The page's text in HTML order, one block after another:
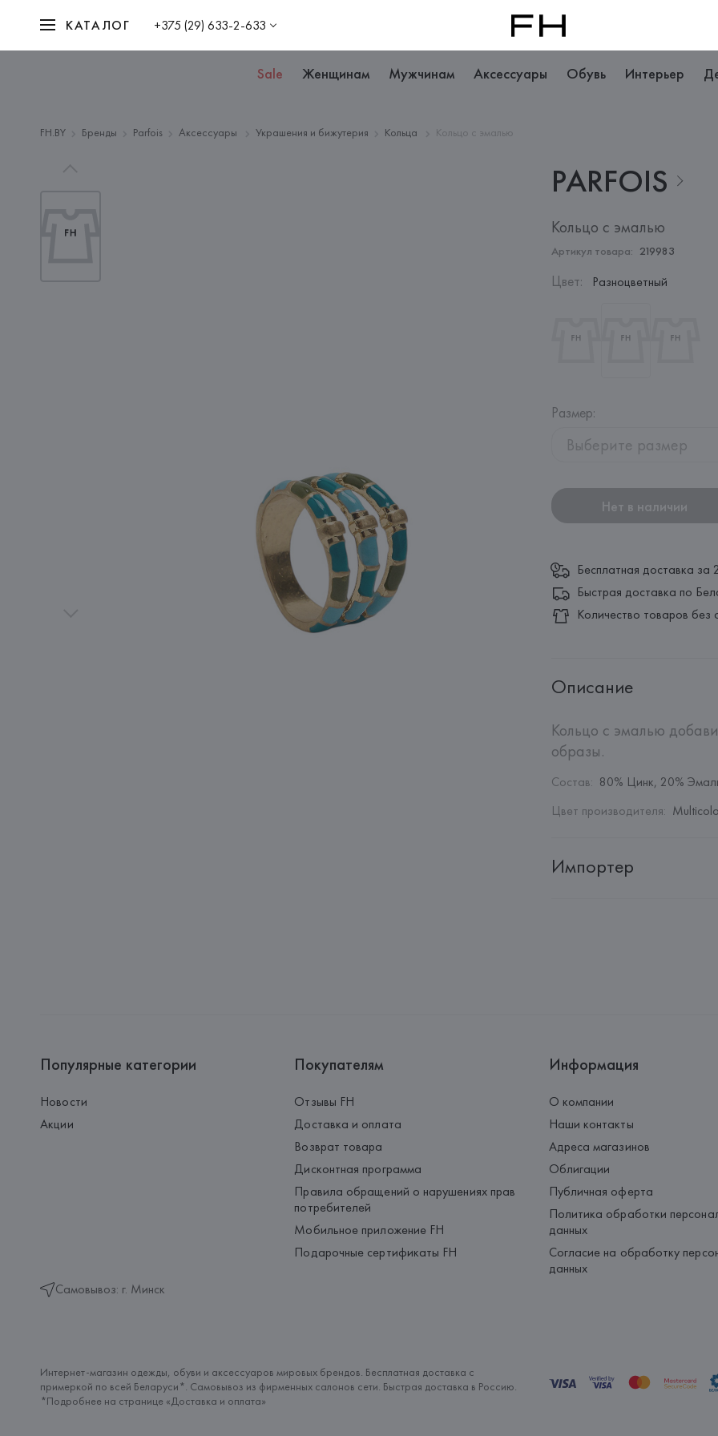
КАТАЛОГ +375 (29) 633-2-633
Sale Женщинам Мужчинам Аксессуары Обувь Интерьер
FH.BY Бренды Parfois Аксессуары Украшения и бижутерия Кольца Кольцо с эмалью
PARFOIS
Кольцо с эмалью
Артикул товара: 219983
Цвет: Разноцветный
Размер:
Выберите размер
Нет в наличии
Бесплатная доставка за
Быстрая доставка по
Количество товаров без
Описание
Кольцо с эмалью
образы.
Состав: 80% Цинк, 20%
Цвет производителя:
Импортер
Популярные категории
Новости
Акции
Самовывоз: г. Минск
Покупателям
Отзывы FH
Доставка и оплата
Возврат товара
Дисконтная программа
Правила обращений о нарушениях прав
потребителей
Мобильное приложение FH
Подарочные сертификаты FH
Информация
О компании
Наши контакты
Адреса магазинов
Облигации
Публичная оферта
Политика обработки
данных
Согласие на обработку
данных
Интернет-магазин одежды, обуви и аксессуаров мировых брендов. Бесплатная доставка с
примеркой по всей Беларуси*. Самовывоз из фирменных салонов сети. Быстрая доставка в Россию.
*Подробнее на странице «Доставка и оплата»